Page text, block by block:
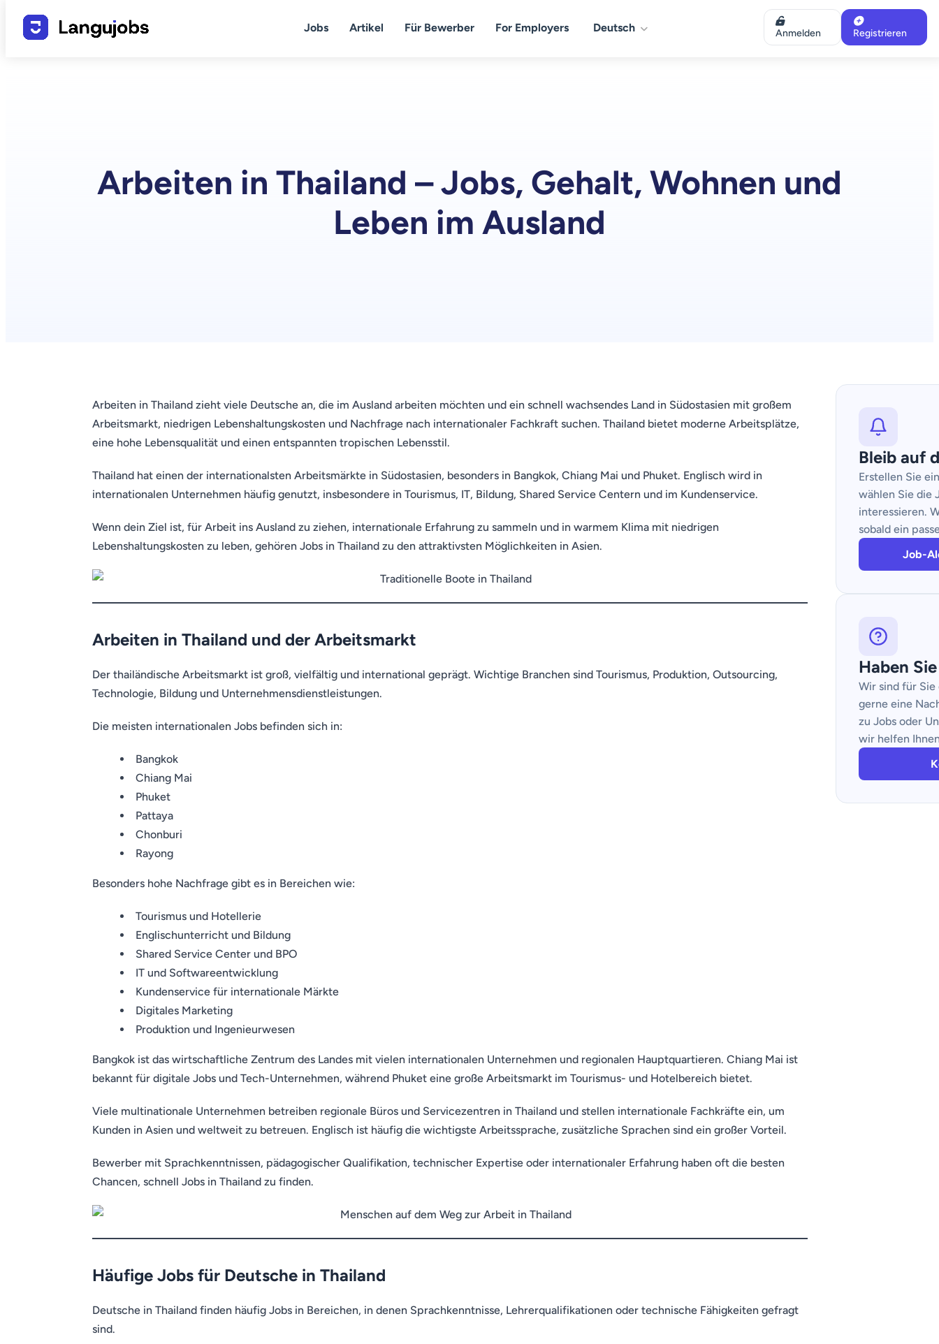
Jobs Artikel Für Bewerber For Employers Deutsch Anmelden Registrieren
Arbeiten in Thailand – Jobs, Gehalt, Wohnen und
Leben im Ausland
Arbeiten in Thailand zieht viele Deutsche an, die im Ausland arbeiten möchten und ein schnell wachsendes Land in Südostasien mit großem
Arbeitsmarkt, niedrigen Lebenshaltungskosten und Nachfrage nach internationaler Fachkraft suchen. Thailand bietet moderne Arbeitsplätze,
eine hohe Lebensqualität und einen entspannten tropischen Lebensstil.
Thailand hat einen der internationalsten Arbeitsmärkte in Südostasien, besonders in Bangkok, Chiang Mai und Phuket. Englisch wird in
internationalen Unternehmen häufig genutzt, insbesondere in Tourismus, IT, Bildung, Shared Service Centern und im Kundenservice.
Wenn dein Ziel ist, für Arbeit ins Ausland zu ziehen, internationale Erfahrung zu sammeln und in warmem Klima mit niedrigen
Lebenshaltungskosten zu leben, gehören Jobs in Thailand zu den attraktivsten Möglichkeiten in Asien.
Arbeiten in Thailand und der Arbeitsmarkt
Der thailändische Arbeitsmarkt ist groß, vielfältig und international geprägt. Wichtige Branchen sind Tourismus, Produktion, Outsourcing,
Technologie, Bildung und Unternehmensdienstleistungen.
Die meisten internationalen Jobs befinden sich in:
Bangkok
Chiang Mai
Phuket
Pattaya
Chonburi
Rayong
Besonders hohe Nachfrage gibt es in Bereichen wie:
Tourismus und Hotellerie
Englischunterricht und Bildung
Shared Service Center und BPO
IT und Softwareentwicklung
Kundenservice für internationale Märkte
Digitales Marketing
Produktion und Ingenieurwesen
Bangkok ist das wirtschaftliche Zentrum des Landes mit vielen internationalen Unternehmen und regionalen Hauptquartieren. Chiang Mai ist
bekannt für digitale Jobs und Tech-Unternehmen, während Phuket eine große Arbeitsmarkt im Tourismus- und Hotelbereich bietet.
Viele multinationale Unternehmen betreiben regionale Büros und Servicezentren in Thailand und stellen internationale Fachkräfte ein, um
Kunden in Asien und weltweit zu betreuen. Englisch ist häufig die wichtigste Arbeitssprache, zusätzliche Sprachen sind ein großer Vorteil.
Bewerber mit Sprachkenntnissen, pädagogischer Qualifikation, technischer Expertise oder internationaler Erfahrung haben oft die besten
Chancen, schnell Jobs in Thailand zu finden.
Häufige Jobs für Deutsche in Thailand
Deutsche in Thailand finden häufig Jobs in Bereichen, in denen Sprachkenntnisse, Lehrerqualifikationen oder technische Fähigkeiten gefragt
sind.
Bleib auf
Erstellen Sie
wählen Sie die
interessieren.
sobald ein
Job-
Haben
Wir sind für Sie
gerne eine
zu Jobs oder
wir helfen